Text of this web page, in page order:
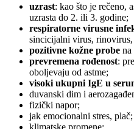
uzrast: kao što je rečeno,
uzrasta do 2. ili 3. godine;
respiratorne virusne
sincicijalni virus,
pozitivne kožne probe na
prevremena rođenost:
oboljevaju od astme;
visoki ukupni IgE u
duvanski dim i
fizički napor;
jak emocionalni stres, plač;
klimatske promene;